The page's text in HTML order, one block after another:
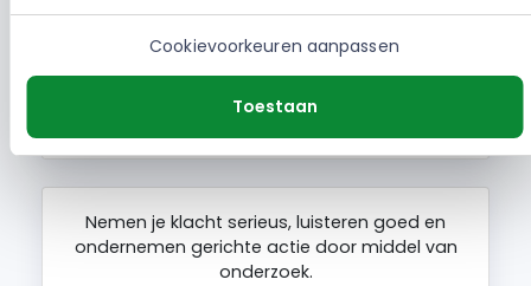
Cookievoorkeuren aanpassen
Toestaan
| OZF Zorgverzekering
Nemen je klacht serieus, luisteren goed en
ondernemen gerichte actie door middel van
onderzoek.